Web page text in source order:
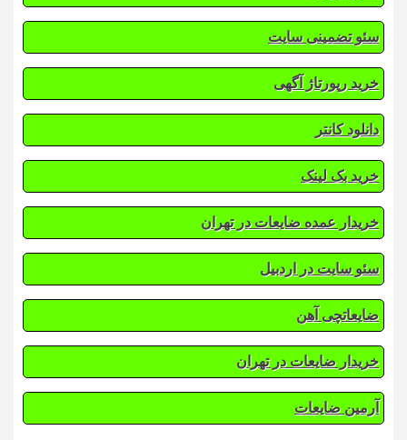
سئو تضمینی سایت
خرید رپورتاژ آگهی
دانلود کانتر
خرید بک لینک
خریدار عمده ضایعات در تهران
سئو سایت در اردبیل
ضایعاتچی آهن
خریدار ضایعات در تهران
آرمین ضایعات